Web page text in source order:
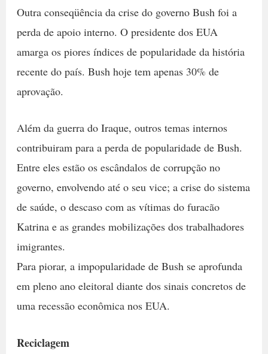
Outra conseqüência da crise do governo Bush foi a
perda de apoio interno. O presidente dos EUA
amarga os piores índices de popularidade da história
recente do país. Bush hoje tem apenas 30% de
aprovação.
Além da guerra do Iraque, outros temas internos
contribuiram para a perda de popularidade de Bush.
Entre eles estão os escândalos de corrupção no
governo, envolvendo até o seu vice; a crise do sistema
de saúde, o descaso com as vítimas do furacão
Katrina e as grandes mobilizações dos trabalhadores
imigrantes.
Para piorar, a impopularidade de Bush se aprofunda
em pleno ano eleitoral diante dos sinais concretos de
uma recessão econômica nos EUA.
Reciclagem